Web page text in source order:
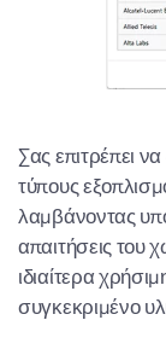
Σας επιτρέπει
τύπους
λαμβάνοντας
απαιτήσεις του
ιδιαίτερα
συγκεκριμένο